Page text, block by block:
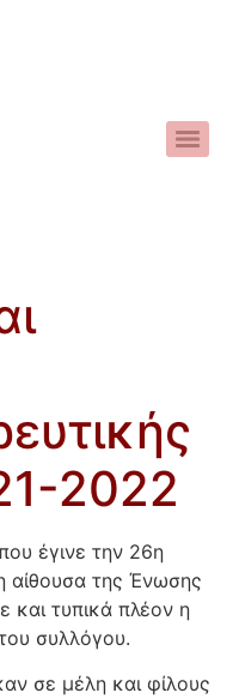
2022
έγινε την 26η
αίθουσα της Ένωσης
και τυπικά πλέον η
συλλόγου.
σε μέλη και φίλους